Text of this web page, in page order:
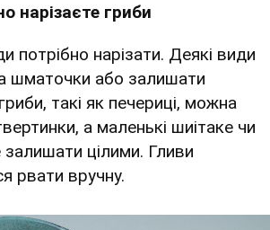
нарізаєте гриби
потрібно нарізати. Деякі види
шматочки або залишати
такі як печериці, можна
а маленькі шиітаке чи
цілими. Гливи
рвати вручну.